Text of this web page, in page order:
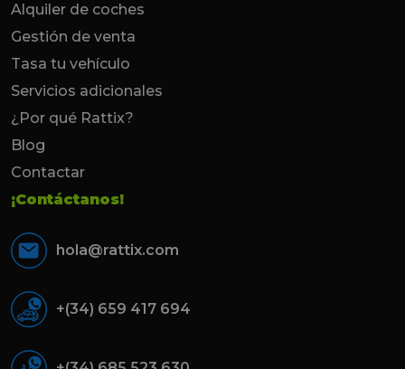
Alquiler de coches
Gestión de venta
Tasa tu vehículo
Servicios adicionales
¿Por qué Rattix?
Blog
Contactar
¡Contáctanos!
hola@rattix.com
+(34) 659 417 694